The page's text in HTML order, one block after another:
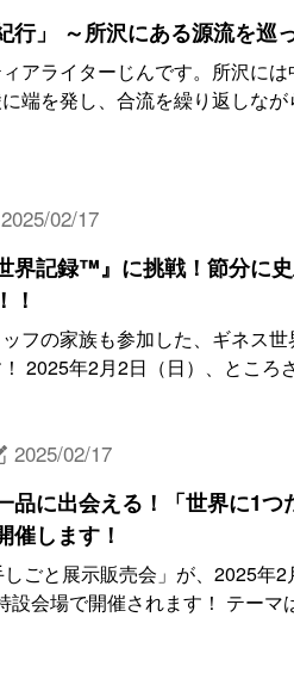
行」 ～所沢にある源流を巡
アライターじんです。所沢に
端を発し、合流を繰り返しな
2025/02/17
界記録™』に挑戦！節分に
！
フの家族も参加した、ギネス
2025年2月2日（日）、ところ
2025/02/17
品に出会える！「世界に1
催します！
しごと展示販売会」が、2025年
設会場で開催されます！ テーマ